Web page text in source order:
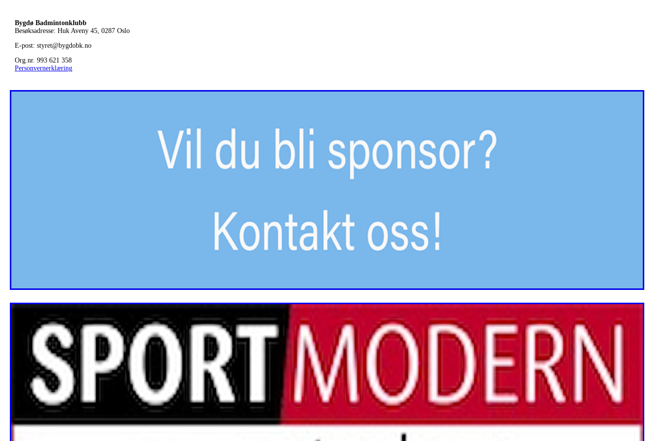
Bygdø Badmintonklubb
Besøksadresse: Huk Aveny 45, 0287 Oslo
E-post: styret@bygdobk.no
Org.nr. 993 621 358
Personvernerklæring